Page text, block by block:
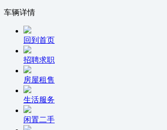
车辆详情
回到首页
招聘求职
房屋租售
生活服务
闲置二手